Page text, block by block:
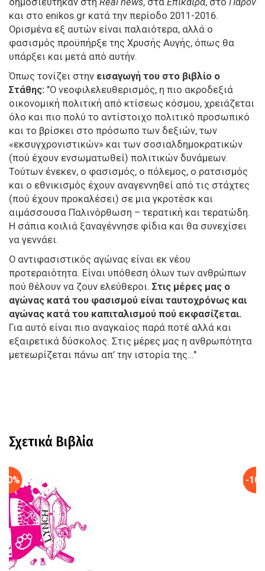
και στο enikos.gr κατά την περίοδο 2011-2016.
Ορισμένα εξ αυτών είναι παλαιότερα, αλλά ο
φασισμός προϋπήρξε της Χρυσής Αυγής, όπως θα
υπάρξει και μετά από αυτήν.
Όπως τονίζει στην εισαγωγή του στο βιβλίο ο
Στάθης: "Ο νεοφιλελευθερισμός, η πιο ακροδεξιά
οικονομική πολιτική από κτίσεως κόσμου, χρειάζεται
όλο και πιο πολύ το αντίστοιχο πολιτικό προσωπικό
και το βρίσκει στο πρόσωπο των δεξιών, των
«εκσυγχρονιστικών» και των σοσιαλδημοκρατικών
(πού έχουν ενσωματωθεί) πολιτικών δυνάμεων.
Τούτων ένεκεν, ο φασισμός, ο πόλεμος, ο ρατσισμός
και ο εθνικισμός έχουν αναγεννηθεί από τις στάχτες
(πού έχουν προκαλέσει) σε μια γκροτέσκ και
αιμάσσουσα Παλινόρθωση – τερατική και τερατώδη.
Η σάπια κοιλιά ξαναγέννησε φίδια και θα συνεχίσει
να γεννάει.
Ο αντιφασιστικός αγώνας είναι εκ νέου
προτεραιότητα. Είναι υπόθεση όλων των ανθρώπων
πού θέλουν να ζουν ελεύθεροι. Στις μέρες μας ο
αγώνας κατά του φασισμού είναι ταυτοχρόνως και
αγώνας κατά του καπιταλισμού πού εκφασίζεται.
Για αυτό είναι πιο αναγκαίος παρά ποτέ αλλά και
εξαιρετικά δύσκολος. Στις μέρες μας η ανθρωπότητα
μετεωρίζεται πάνω απ’ την ιστορία της…"
Σχετικά Βιβλία
-